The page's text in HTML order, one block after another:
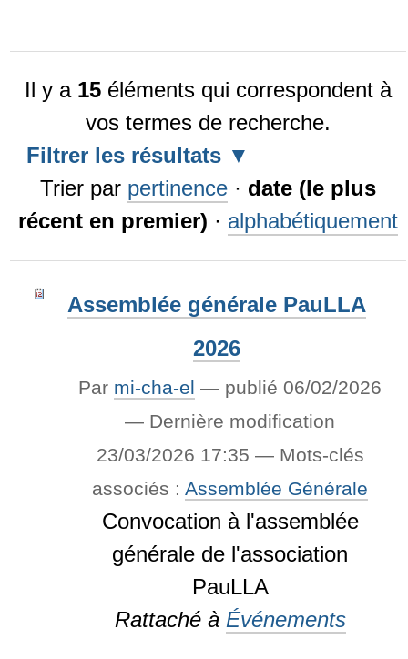
Il y a 15éléments qui correspondent à
vos termes de recherche.
Filtrer les résultats
Trier par pertinence · date (le plus
récent en premier) · alphabétiquement
Assemblée générale PauLLA
2026
Par mi-cha-el — publié 06/02/2026
— Dernière modification
23/03/2026 17:35 — Mots-clés
associés :Assemblée Générale
Convocation à l'assemblée
générale de l'association
PauLLA
Rattaché à Événements